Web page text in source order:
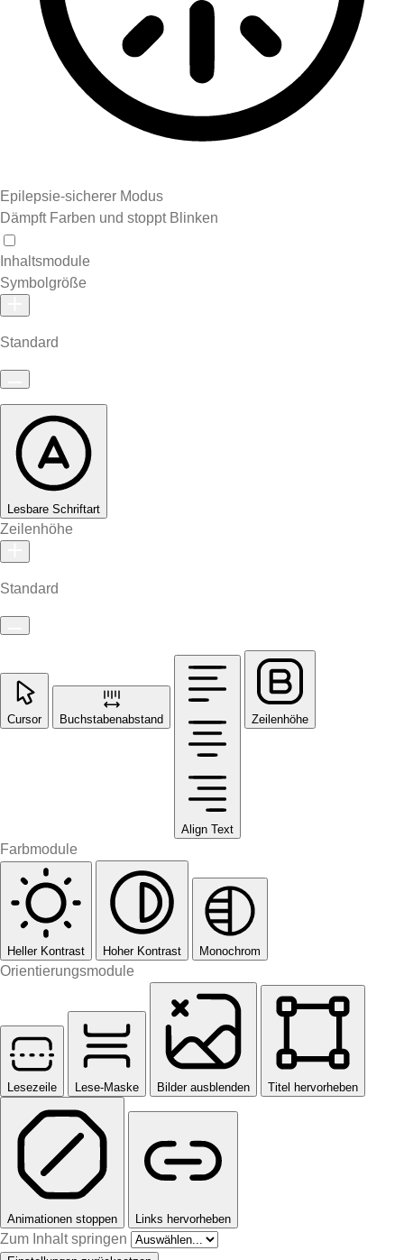
Epilepsie-sicherer Modus
Dämpft Farben und stoppt Blinken
Inhaltsmodule
Symbolgröße
Standard
Lesbare Schriftart
Zeilenhöhe
Standard
Cursor Buchstabenabstand
Align Text
Zeilenhöhe
Farbmodule
Heller Kontrast Hoher Kontrast Monochrom
Orientierungsmodule
Lesezeile Lese-Maske Bilder ausblenden Titel hervorheben
Animationen stoppen Links hervorheben
Zum Inhalt springen